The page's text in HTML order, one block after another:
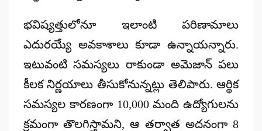
భవిష్యత్తులోనూ ఇలాంటి పరిణామాలు
ఎదురయ్యే అవకాశాలు కూడా ఉన్నాయన్నారు.
ఇటువంటి సమస్యలు రాకుండా అమెజాన్ పలు
కీలక నిర్ణయాలు తీసుకోనున్నట్లు తెలిపారు. ఆర్థిక
సమస్యల కారణంగా 10,000 మంది ఉద్యోగులను
క్రమంగా తొలగిస్తామని, ఆ తర్వాత అదనంగా 8